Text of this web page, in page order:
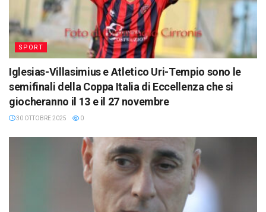
SPORT
Iglesias-Villasimius e Atletico Uri-Tempio sono le
semifinali della Coppa Italia di Eccellenza che si
giocheranno il 13 e il 27 novembre
30 OTTOBRE 2025 0